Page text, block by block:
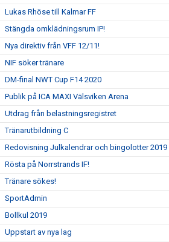
Lukas Rhöse till Kalmar FF
Stängda omklädningsrum IP!
Nya direktiv från VFF 12/11!
NIF söker tränare
DM-final NWT Cup F14 2020
Publik på ICA MAXI Välsviken Arena
Utdrag från belastningsregistret
Tränarutbildning C
Redovisning Julkalendrar och bingolotter 2019
Rösta på Norrstrands IF!
Tränare sökes!
SportAdmin
Bollkul 2019
Uppstart av nya lag